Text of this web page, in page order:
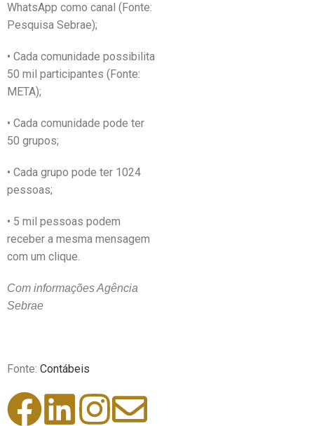
WhatsApp como canal (Fonte:
Pesquisa Sebrae);
• Cada comunidade possibilita
50 mil participantes (Fonte:
META);
• Cada comunidade pode ter
50 grupos;
• Cada grupo pode ter 1024
pessoas;
• 5 mil pessoas podem
receber a mesma mensagem
com um clique.
Com informações Agência
Sebrae
Fonte: Contábeis